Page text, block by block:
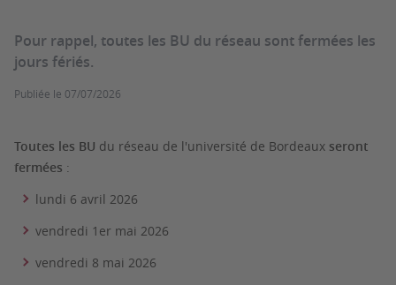
Pour rappel, toutes les BU du réseau sont fermées les
jours fériés.
Publiée le 07/07/2026
Toutes les BU du réseau de l'université de Bordeaux seront
fermées :
lundi 6 avril 2026
vendredi 1er mai 2026
vendredi 8 mai 2026